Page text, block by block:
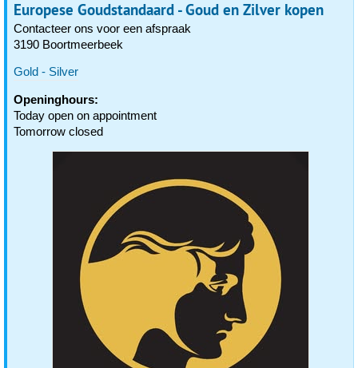
Europese Goudstandaard - Goud en Zilver kopen
Contacteer ons voor een afspraak
3190 Boortmeerbeek
Gold - Silver
Openinghours:
Today open on appointment
Tomorrow closed